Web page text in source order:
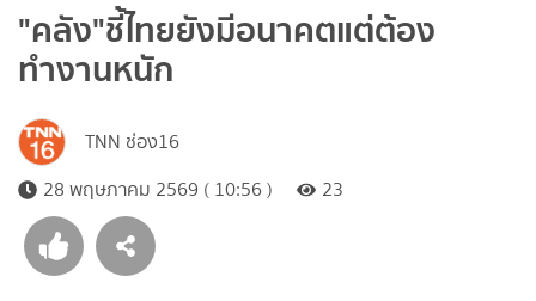
"คลัง"ชี้ไทยยังมีอนาคตแต่ต้อง
ทำงานหนัก
TNN ช่อง16
28 พฤษภาคม 2569 ( 10:56 )
23